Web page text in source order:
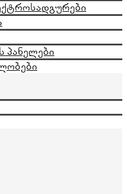
პანელები